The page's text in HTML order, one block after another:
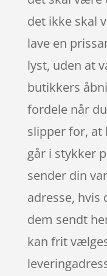
det ikke skal
lave en
lyst, uden at
butikkers
fordele når
slipper for,
går i stykker
sender din
adresse, hvis
dem sendt
kan frit